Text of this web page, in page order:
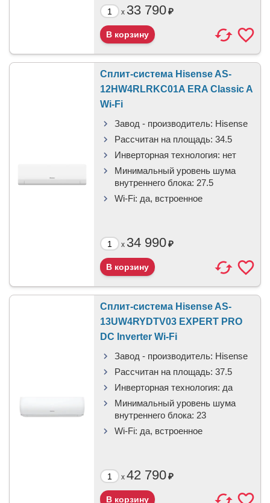
x 33 790₽
Сплит-система Hisense AS-
12HW4RLRKC01A ERA Classic A
Wi-Fi
Завод - производитель: Hisense
Рассчитан на площадь: 34.5
Инверторная технология: нет
Минимальный уровень шума
внутреннего блока: 27.5
Wi-Fi: да, встроенное
x 34 990₽
Сплит-система Hisense AS-
13UW4RYDTV03 EXPERT PRO
DC Inverter Wi-Fi
Завод - производитель: Hisense
Рассчитан на площадь: 37.5
Инверторная технология: да
Минимальный уровень шума
внутреннего блока: 23
Wi-Fi: да, встроенное
x 42 790₽